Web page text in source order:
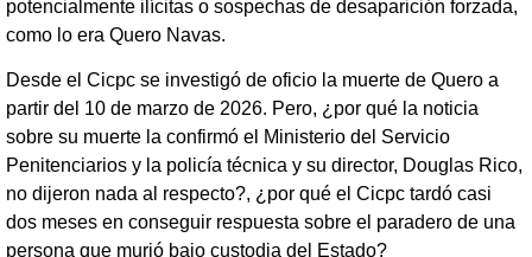
potencialmente ilícitas o sospechas de desaparición forzada,
como lo era Quero Navas.
Desde el Cicpc se investigó de oficio la muerte de Quero a
partir del 10 de marzo de 2026. Pero, ¿por qué la noticia
sobre su muerte la confirmó el Ministerio del Servicio
Penitenciarios y la policía técnica y su director, Douglas Rico,
no dijeron nada al respecto?, ¿por qué el Cicpc tardó casi
dos meses en conseguir respuesta sobre el paradero de una
persona que murió bajo custodia del Estado?